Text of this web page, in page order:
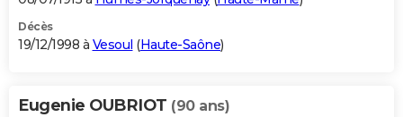
Décès
19/12/1998 à Vesoul (Haute-Saône)
Eugenie OUBRIOT (90 ans)